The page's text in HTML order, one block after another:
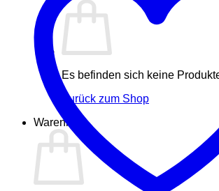
Es befinden sich keine
Zurück zum Shop
Warenkorb